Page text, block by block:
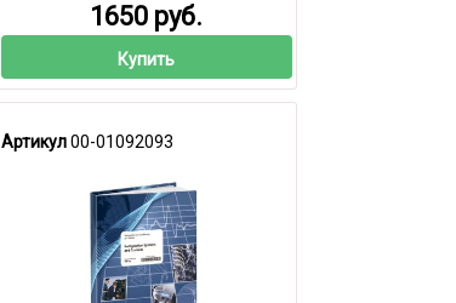
1650 руб.
Купить
Артикул00-01092093